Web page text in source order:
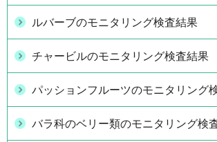
ルバーブのモニタリング検査結果
チャービルのモニタリング検査結果
パッションフルーツのモニタリング
バラ科のベリー類のモニタリング検